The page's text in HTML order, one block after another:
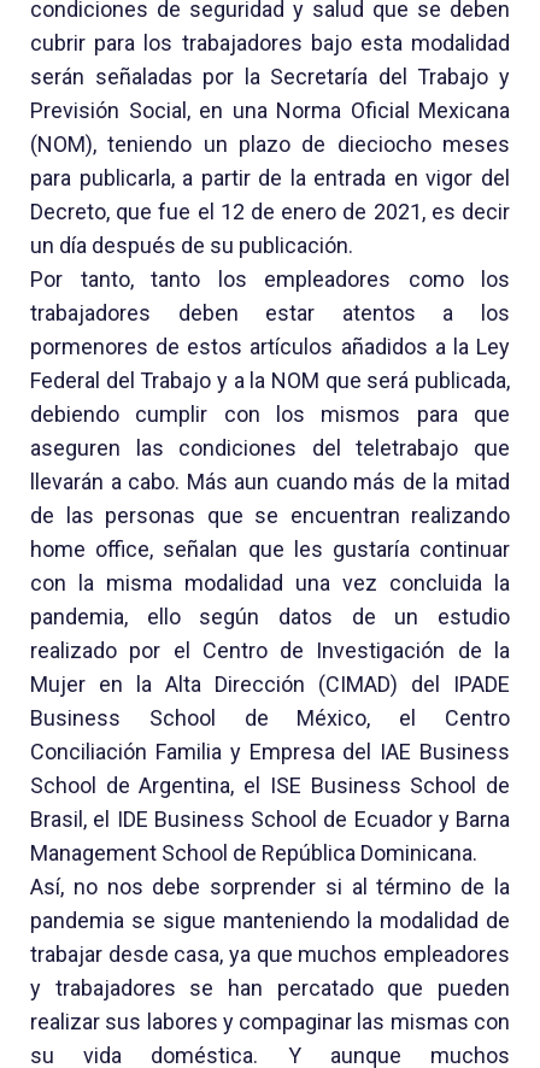
condiciones de seguridad y salud que se deben
cubrir para los trabajadores bajo esta modalidad
serán señaladas por la Secretaría del Trabajo y
Previsión Social, en una Norma Oficial Mexicana
(NOM), teniendo un plazo de dieciocho meses
para publicarla, a partir de la entrada en vigor del
Decreto, que fue el 12 de enero de 2021, es decir
un día después de su publicación.
Por tanto, tanto los empleadores como los
trabajadores deben estar atentos a los
pormenores de estos artículos añadidos a la Ley
Federal del Trabajo y a la NOM que será publicada,
debiendo cumplir con los mismos para que
aseguren las condiciones del teletrabajo que
llevarán a cabo. Más aun cuando más de la mitad
de las personas que se encuentran realizando
home office, señalan que les gustaría continuar
con la misma modalidad una vez concluida la
pandemia, ello según datos de un estudio
realizado por el Centro de Investigación de la
Mujer en la Alta Dirección (CIMAD) del IPADE
Business School de México, el Centro
Conciliación Familia y Empresa del IAE Business
School de Argentina, el ISE Business School de
Brasil, el IDE Business School de Ecuador y Barna
Management School de República Dominicana.
Así, no nos debe sorprender si al término de la
pandemia se sigue manteniendo la modalidad de
trabajar desde casa, ya que muchos empleadores
y trabajadores se han percatado que pueden
realizar sus labores y compaginar las mismas con
su vida doméstica. Y aunque muchos